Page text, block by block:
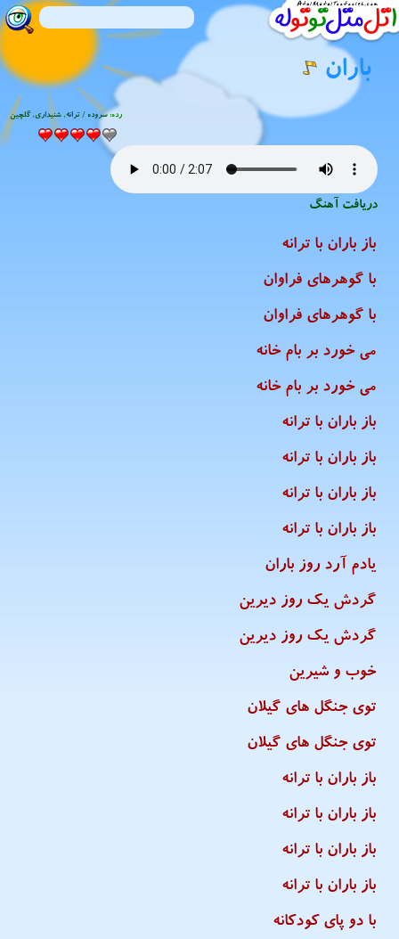
باران
رده:سروده / ترانه,شنیدارى,گلچین
دریافت آهنگ
باز باران با ترانه
با گوهرهای فراوان
با گوهرهای فراوان
می خورد بر بام خانه
می خورد بر بام خانه
باز باران با ترانه
باز باران با ترانه
باز باران با ترانه
باز باران با ترانه
یادم آرد روز باران
گردش یک روز دیرین
گردش یک روز دیرین
خوب و شیرین
توی جنگل های گیلان
توی جنگل های گیلان
باز باران با ترانه
باز باران با ترانه
باز باران با ترانه
باز باران با ترانه
با دو پای کودکانه